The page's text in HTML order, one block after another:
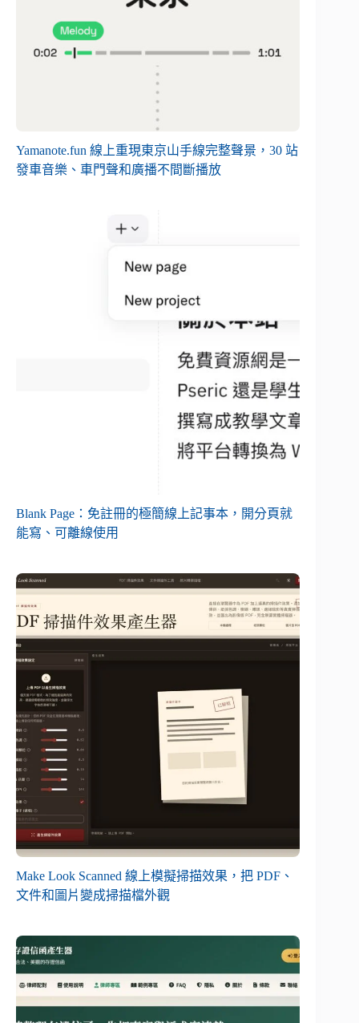
Yamanote.fun 線上重現東京山手線完整聲景，30 站
發車音樂、車門聲和廣播不間斷播放
Blank Page：免註冊的極簡線上記事本，開分頁就
能寫、可離線使用
Make Look Scanned 線上模擬掃描效果，把 PDF、
文件和圖片變成掃描檔外觀